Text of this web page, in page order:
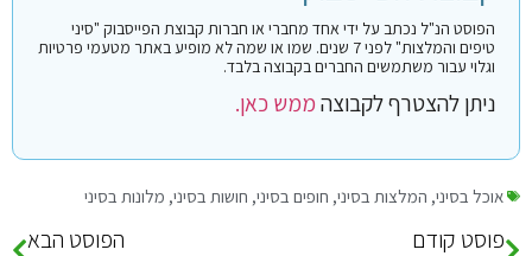
הפוסט הנ"ל נכתב על ידי אחד מחברי או חברות קבוצת הפייסבוק "סיני
טיפים והמלצות" לפני 7 שנים. שמו או שמה לא מופיע באתר מטעמי פרטיות
וגלוי עבור משתמשים החברים בקבוצה בלבד.
ניתן להצטרף לקבוצהממש כאן.
אוכל בסיני, המלצות בסיני, חופים בסיני, חושות בסיני, מלונות בסיני
פוסט קודם הפוסט הבא